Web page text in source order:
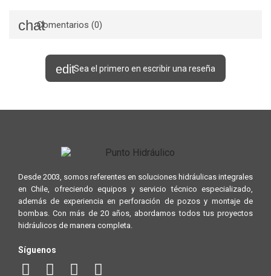
Comentarios (0)
Sea el primero en escribir una reseña
Desde 2003, somos referentes en soluciones hidráulicas integrales
en Chile, ofreciendo equipos y servicio técnico especializado,
además de experiencia en perforación de pozos y montaje de
bombas. Con más de 20 años, abordamos todos tus proyectos
hidráulicos de manera completa.
Síguenos